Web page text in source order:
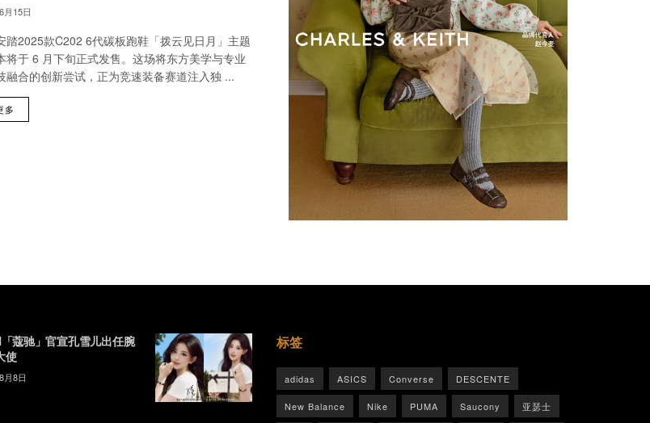
15日
踏2025款C202 6代碳板跑鞋「拨云见日月」主题
将于 6 月下旬正式发售。这场将东方美学与专业
融合的创新尝试，正为竞速装备赛道注入独 ...
多
蔻驰」官宣孔雪儿出任腕
使
8日
标签
adidas ASICS Converse DESCENTE
New Balance Nike PUMA Saucony 亚瑟士